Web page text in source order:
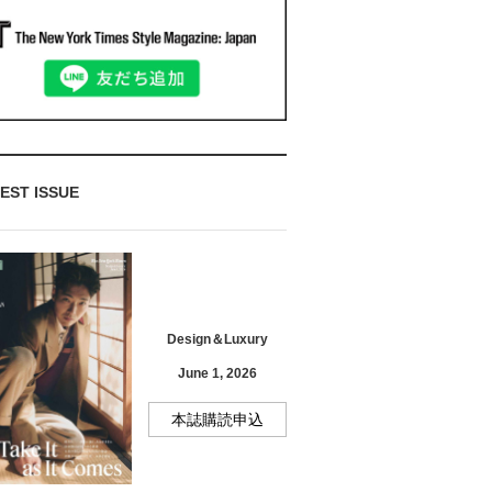
ISSUE
Design＆Luxury
June 1, 2026
本誌購読申込